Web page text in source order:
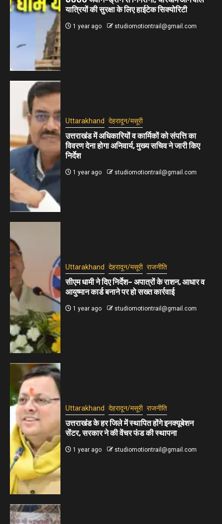
यात्रियों की सुरक्षा के लिए हाईटेक सिक्योरिटी
1 year ago studiomotiontrail@gmail.com
Uttarakhand देहरादून/मसूरी
उत्तराखंड में अधिकारियों व कार्मिकों को संपत्ति का
विवरण देना होगा अनिवार्य, मुख्य सचिव ने जारी किए
निर्देश
1 year ago studiomotiontrail@gmail.com
Uttarakhand देहरादून/मसूरी राजनीति
सीएम धामी ने दिए निर्देश– अपात्रों के राशन, आधार व
आयुष्मान कार्ड बनाने पर हो सख्त कार्रवाई
1 year ago studiomotiontrail@gmail.com
Uttarakhand देहरादून/मसूरी राजनीति
उत्तराखंड के हर जिले में स्थापित होंगे इनक्यूबेशन
सेंटर, सरकार ने की वेंचर फंड की स्थापना
1 year ago studiomotiontrail@gmail.com